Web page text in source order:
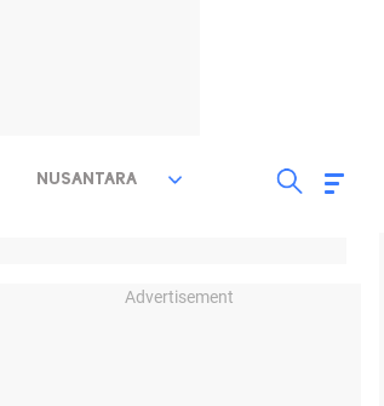
NUSANTARA
Advertisement